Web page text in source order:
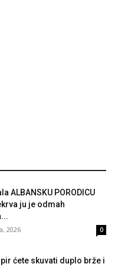
ALBANSKU PORODICU
ju je odmah
2026 0
ćete skuvati duplo brže i